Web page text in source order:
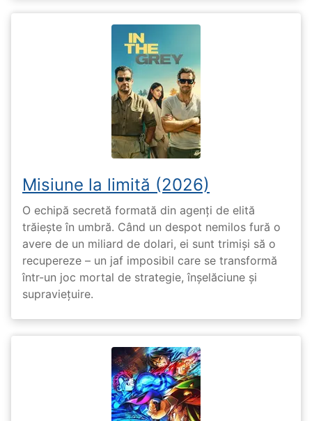
Misiune la limită (2026)
O echipă secretă formată din agenți de elită
trăiește în umbră. Când un despot nemilos fură o
avere de un miliard de dolari, ei sunt trimiși să o
recupereze – un jaf imposibil care se transformă
într-un joc mortal de strategie, înșelăciune și
supraviețuire.